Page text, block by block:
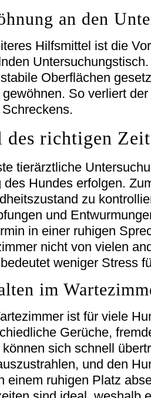
an den
Hilfsmittel ist die
Oberflächen
So verliert
des richtigen
tierärztliche
des Hundes erfolgen.
zu
und
in einer ruhigen
nicht von vielen
weniger Stress
im
ist für viele
Gerüche,
können sich schnell
und den
einem ruhigen Platz